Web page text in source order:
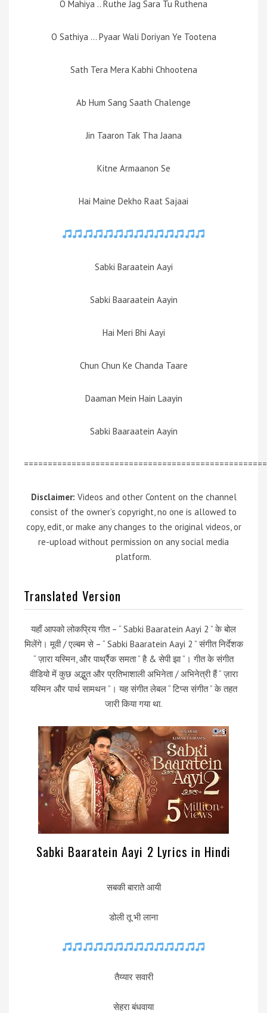
O Mahiya .. Ruthe Jag Sara Tu Ruthena
O Sathiya … Pyaar Wali Doriyan Ye Tootena
Sath Tera Mera Kabhi Chhootena
Ab Hum Sang Saath Chalenge
Jin Taaron Tak Tha Jaana
Kitne Armaanon Se
Hai Maine Dekho Raat Sajaai
Sabki Baraatein Aayi
Sabki Baaraatein Aayin
Hai Meri Bhi Aayi
Chun Chun Ke Chanda Taare
Daaman Mein Hain Laayin
Sabki Baaraatein Aayin
Disclaimer: Videos and other Content on the channel
consist of the owner’s copyright, no one is allowed to
copy, edit, or make any changes to the original videos, or
re-upload without permission on any social media
platform.
Translated Version
यहाँ आपको लोकप्रिय गीत – “ Sabki Baaratein Aayi 2 ” के बोल
मिलेंगे। मूवी / एल्बम से – “ Sabki Baaratein Aayi 2 ” संगीत निर्देशक
“ ज़ारा यस्मिन, और पार्थ्रैक समता ” है & सेपी झा ”। गीत के संगीत
वीडियो में कुछ अद्भुत और प्रतिभाशाली अभिनेता / अभिनेत्री हैं “ ज़ारा
यस्मिन और पार्थ सामथन ”। यह संगीत लेबल “ टिप्स संगीत ” के तहत
जारी किया गया था.
Sabki Baaratein Aayi 2 Lyrics in Hindi
सबकी बाराते आयी
डोली तू भी लाना
तैय्यार सवारी
सेहरा बंधवाया